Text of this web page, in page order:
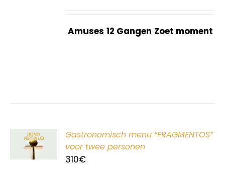
Amuses 12 Gangen Zoet moment
Gastronomisch menu “FRAGMENTOS”
voor twee personen
310€